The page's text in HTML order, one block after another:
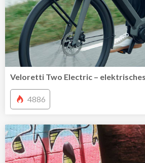
Veloretti Two Electric –
4886